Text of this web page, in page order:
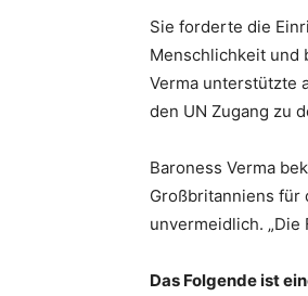
Sie forderte die
Menschlichkeit und
Verma unterstützte
den UN Zugang zu
Baroness Verma
Großbritanniens für
unvermeidlich.
Das Folgende ist